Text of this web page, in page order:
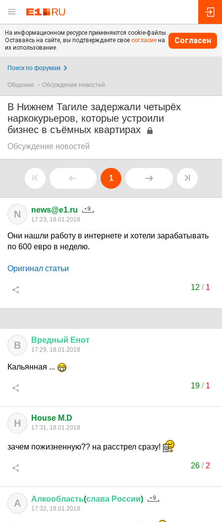
На информационном ресурсе применяются cookie-файлы.
Оставаясь на сайте, вы подтверждаете свое согласие на
их использование.
Согласен
Поиск по форумам
Общение Обсуждение новостей
В Нижнем Тагиле задержали четырёх
наркокурьеров, которые устроили
бизнес в съёмных квартирах
Обсуждение новостей
1
N news@e1.ru
17:23, 18.01.2018
Они нашли работу в интернете и хотели зарабатывать
по 600 евро в неделю.
Оригинал статьи
12 / 1
В Вредный Енот
17:29, 18.01.2018
Кальянная ...
19 / 1
H House M.D
17:31, 18.01.2018
зачем пожизненную?? на расстрел сразу!
26 / 2
А Алкообласть(слава России)
17:32, 18.01.2018